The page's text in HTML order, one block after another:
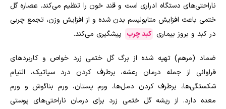
ناراحتی‌های دستگاه ادراری است و قند خون را تنظیم می‌کند. عصاره گل
ختمی باعث افزایش متابولیسم بدن شده و از افزایش وزن، تجمع چربی
در کبد و بروز بیماری کبد چرب پیشگیری می‌کند.
ضماد (مرهم) تهیه شده از برگ گل ختمی زرد خواص و کاربردهای
فراوانی از جمله درمان رعشه، برطرف کردن درد سیاتیک، التیام
شکستگی‌ها، برطرف کردن دمل‌ها، ورم پستان، ورم بناگوش و ورم
معده دارد. از ریشه گل ختمی زرد برای درمان ناراحتی‌های پوستی